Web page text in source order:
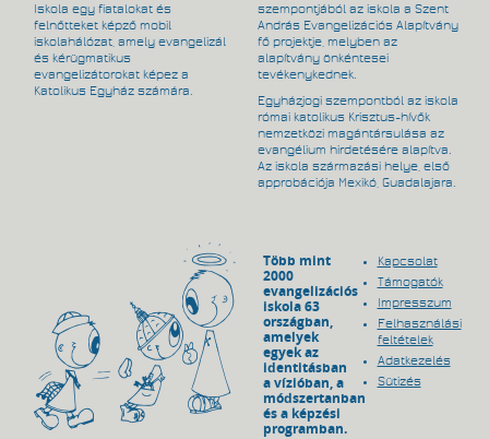
Iskola egy fiatalokat és
felnőtteket képző mobil
iskolahálózat, amely evangelizál
és kérügmatikus
evangelizátorokat képez a
Katolikus Egyház számára.
szempontjából az iskola a Szent
András Evangelizációs Alapítvány
fő projektje, melyben az
alapítvány önkéntesei
tevékenykednek.
Egyházjogi szempontból az iskola
római katolikus Krisztus-hívők
nemzetközi magántársulása az
evangélium hirdetésére alapítva.
Az iskola származási helye, első
approbációja Mexikó, Guadalajara.
Több mint
2000
evangelizációs
iskola 63
országban,
amelyek
egyek az
identitásban
a vízióban, a
módszertanban
és a képzési
programban.
Kapcsolat
Támogatók
Impresszum
Felhasználási
feltételek
Adatkezelés
Sütizés